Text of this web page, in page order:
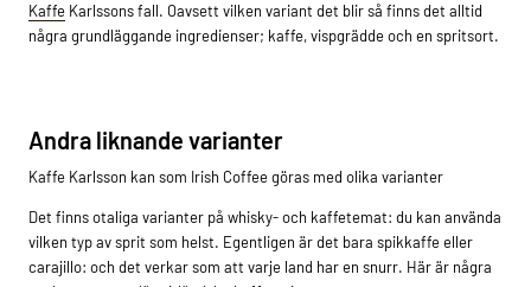
Kaffe Karlssons fall. Oavsett vilken variant det blir så finns det alltid
några grundläggande ingredienser; kaffe, vispgrädde och en spritsort.
Andra liknande varianter
Kaffe Karlsson kan som Irish Coffee göras med olika varianter
Det finns otaliga varianter på whisky- och kaffetemat: du kan använda
vilken typ av sprit som helst. Egentligen är det bara spikkaffe eller
carajillo: och det verkar som att varje land har en snurr. Här är några